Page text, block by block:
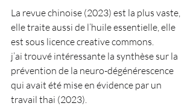
La revue chinoise (2023) est la plus vaste,
elle traite aussi de l’huile essentielle, elle
est sous licence creative commons.
j’ai trouvé intéressante la synthèse sur la
prévention de la neuro-dégénérescence
qui avait été mise en évidence par un
travail thai (2023).